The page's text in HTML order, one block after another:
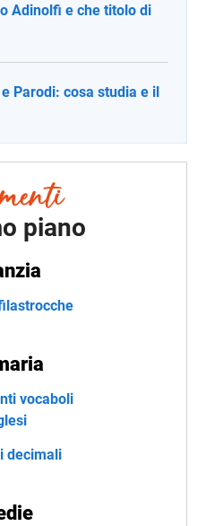
Adinolfi e che titolo di
Parodi: cosa studia e il
piano
vocaboli
decimali